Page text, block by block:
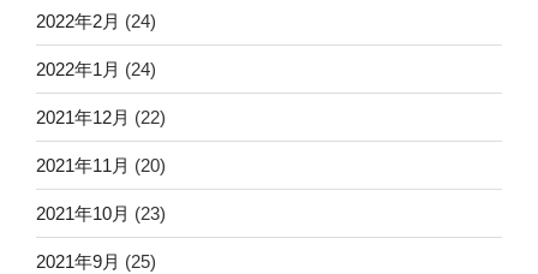
2022年2月 (24)
2022年1月 (24)
2021年12月 (22)
2021年11月 (20)
2021年10月 (23)
2021年9月 (25)